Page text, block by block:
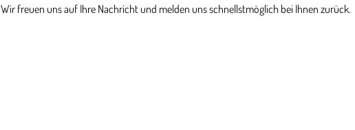
Wir freuen uns auf Ihre Nachricht und melden uns schnellstmöglich bei Ihnen zurück.